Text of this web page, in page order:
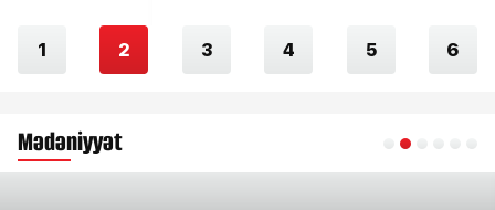
1 2 3 4 5 6
Mədəniyyət